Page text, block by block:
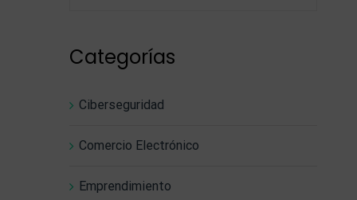
Categorías
Ciberseguridad
Comercio Electrónico
Emprendimiento